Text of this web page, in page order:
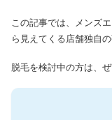
この記事では、メンズ
ら見えてくる店舗独自
脱毛を検討中の方は、